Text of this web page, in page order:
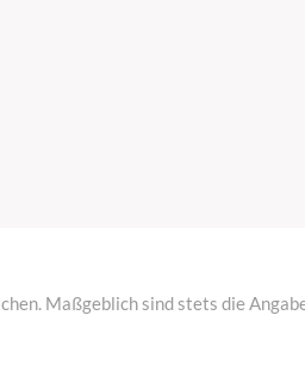
Maßgeblich sind stets die